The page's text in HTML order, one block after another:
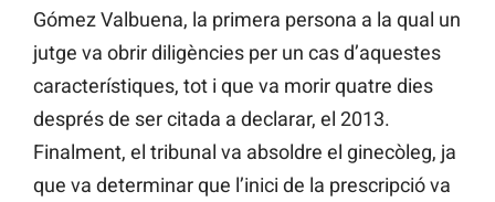
Gómez Valbuena, la primera persona a la qual un
jutge va obrir diligències per un cas d’aquestes
característiques, tot i que va morir quatre dies
després de ser citada a declarar, el 2013.
Finalment, el tribunal va absoldre el ginecòleg, ja
que va determinar que l’inici de la prescripció va